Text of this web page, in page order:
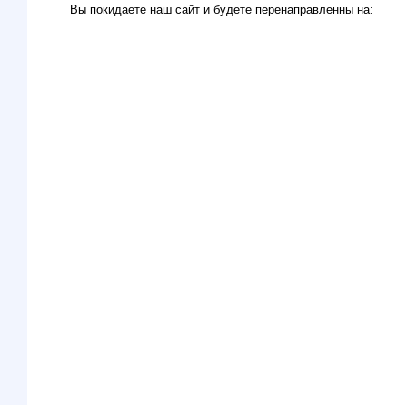
Вы покидаете наш сайт и будете перенаправленны на: